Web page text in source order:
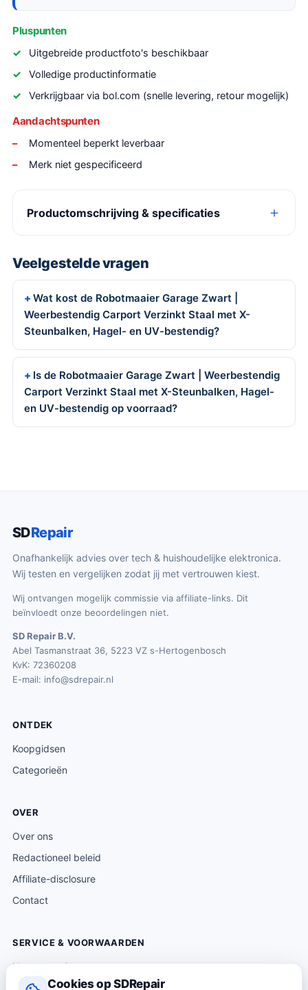
Cookies op SDRepair
Pluspunten
Uitgebreide productfoto's beschikbaar
Volledige productinformatie
Verkrijgbaar via bol.com (snelle levering, retour mogelijk)
Aandachtspunten
Momenteel beperkt leverbaar
Merk niet gespecificeerd
Productomschrijving & specificaties
Veelgestelde vragen
Wat kost de Robotmaaier Garage Zwart |
Weerbestendig Carport Verzinkt Staal met X-
Steunbalken, Hagel- en UV-bestendig?
Is de Robotmaaier Garage Zwart | Weerbestendig
Carport Verzinkt Staal met X-Steunbalken, Hagel-
en UV-bestendig op voorraad?
SDRepair
Onafhankelijk advies over tech & huishoudelijke elektronica.
Wij testen en vergelijken zodat jij met vertrouwen kiest.
Wij ontvangen mogelijk commissie via affiliate-links. Dit
beïnvloedt onze beoordelingen niet.
SD Repair B.V.
Abel Tasmanstraat 36, 5223 VZ s-Hertogenbosch
KvK: 72360208
E-mail: info@sdrepair.nl
ONTDEK
Koopgidsen
Categorieën
OVER
Over ons
Redactioneel beleid
Affiliate-disclosure
Contact
SERVICE & VOORWAARDEN
Klantenservice
Verzending & levering